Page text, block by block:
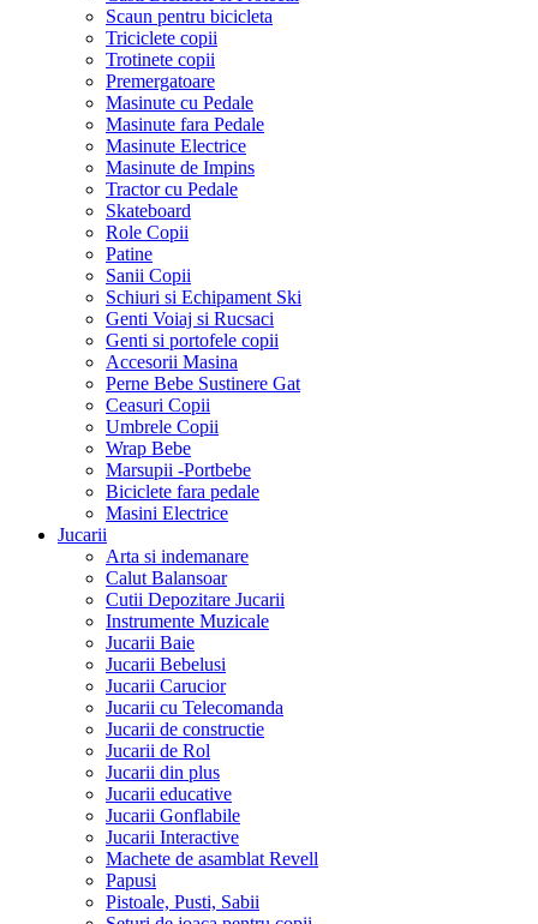
Scaun pentru bicicleta
Triciclete copii
Trotinete copii
Premergatoare
Masinute cu Pedale
Masinute fara Pedale
Masinute Electrice
Masinute de Impins
Tractor cu Pedale
Skateboard
Role Copii
Patine
Sanii Copii
Schiuri si Echipament Ski
Genti Voiaj si Rucsaci
Genti si portofele copii
Accesorii Masina
Perne Bebe Sustinere Gat
Ceasuri Copii
Umbrele Copii
Wrap Bebe
Marsupii -Portbebe
Biciclete fara pedale
Masini Electrice
Jucarii
Arta si indemanare
Calut Balansoar
Cutii Depozitare Jucarii
Instrumente Muzicale
Jucarii Baie
Jucarii Bebelusi
Jucarii Carucior
Jucarii cu Telecomanda
Jucarii de constructie
Jucarii de Rol
Jucarii din plus
Jucarii educative
Jucarii Gonflabile
Jucarii Interactive
Machete de asamblat Revell
Papusi
Pistoale, Pusti, Sabii